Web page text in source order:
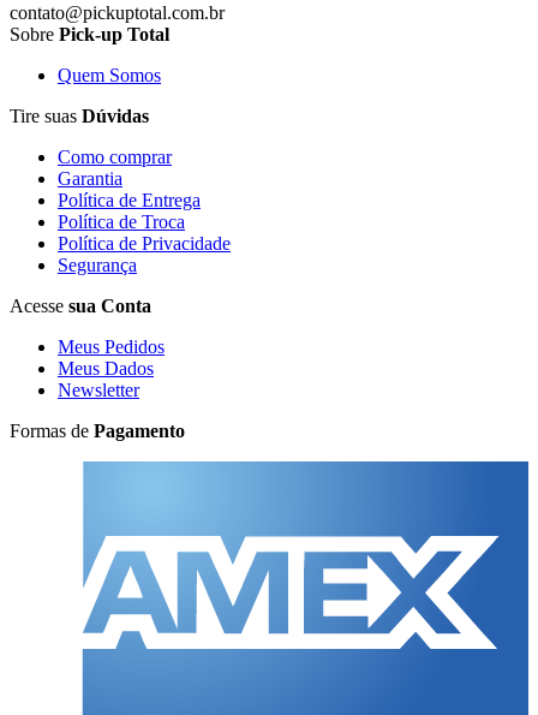
contato@pickuptotal.com.br
Sobre Pick-up Total
Quem Somos
Tire suas Dúvidas
Como comprar
Garantia
Política de Entrega
Política de Troca
Política de Privacidade
Segurança
Acesse sua Conta
Meus Pedidos
Meus Dados
Newsletter
Formas de Pagamento